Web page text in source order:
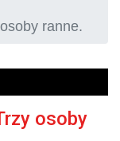
ranne.
osoby